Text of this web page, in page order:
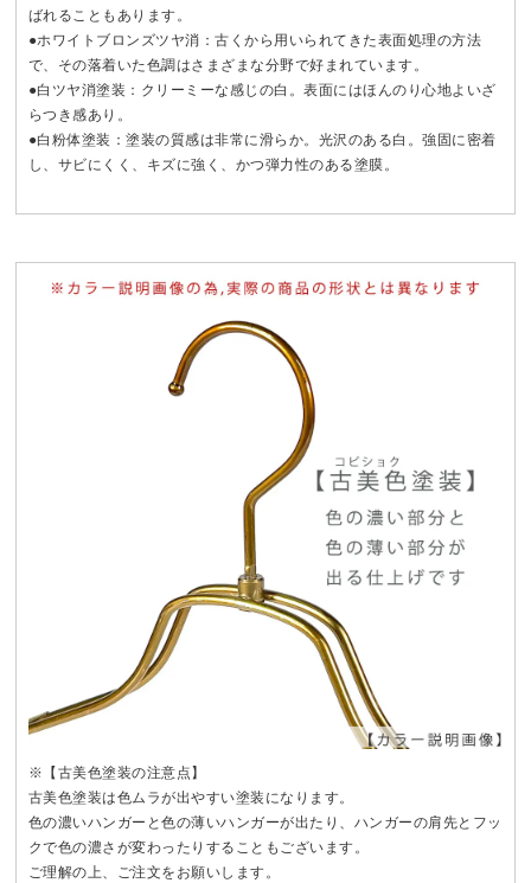
ばれることもあります。
●ホワイトブロンズツヤ消：古くから用いられてきた表面処理の方法
で、その落着いた色調はさまざまな分野で好まれています。
●白ツヤ消塗装：クリーミーな感じの白。表面にはほんのり心地よいざ
らつき感あり。
●白粉体塗装：塗装の質感は非常に滑らか。光沢のある白。強固に密着
し、サビにくく、キズに強く、かつ弾力性のある塗膜。
※【古美色塗装の注意点】
古美色塗装は色ムラが出やすい塗装になります。
色の濃いハンガーと色の薄いハンガーが出たり、ハンガーの肩先とフッ
クで色の濃さが変わったりすることもございます。
ご理解の上、ご注文をお願いします。